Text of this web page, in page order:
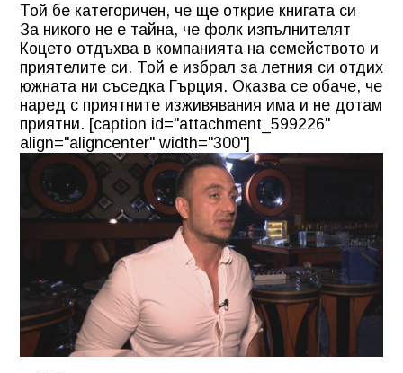
Той бе категоричен, че ще открие книгата си
За никого не е тайна, че фолк изпълнителят
Коцето отдъхва в компанията на семейството и
приятелите си. Той е избрал за летния си отдих
южната ни съседка Гърция. Оказва се обаче, че
наред с приятните изживявания има и не дотам
приятни. [caption id="attachment_599226"
align="aligncenter" width="300"]